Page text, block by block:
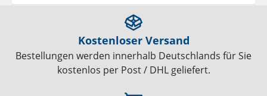
Kostenloser Versand
Bestellungen werden innerhalb Deutschlands für Sie
kostenlos per Post / DHL geliefert.